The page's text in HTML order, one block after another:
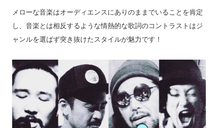
メローな音楽はオーディエンスにありのままでいることを肯定
し、音楽とは相反するような情熱的な歌詞のコントラストはジ
ャンルを選ばず突き抜けたスタイルが魅力です！